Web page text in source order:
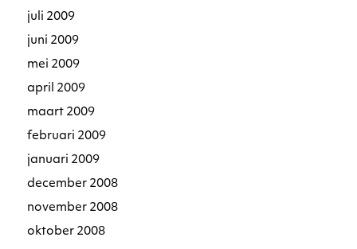
juli 2009
juni 2009
mei 2009
april 2009
maart 2009
februari 2009
januari 2009
december 2008
november 2008
oktober 2008